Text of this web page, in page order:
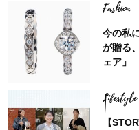
Fashion
今の私
が贈る
ェア」
Lifestyle
【